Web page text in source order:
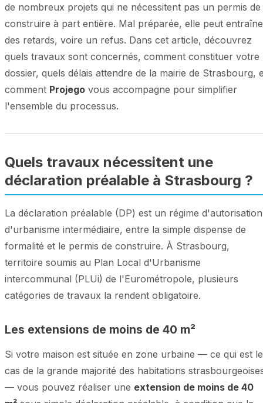
de nombreux projets qui ne nécessitent pas un permis de
construire à part entière. Mal préparée, elle peut
des retards, voire un refus. Dans cet article, découvrez
quels travaux sont concernés, comment constituer votre
dossier, quels délais attendre de la mairie de Strasbourg,
comment Projego vous accompagne pour simplifier
l'ensemble du processus.
Quels travaux nécessitent une
déclaration préalable à Strasbourg ?
La déclaration préalable (DP) est un régime d'autorisation
d'urbanisme intermédiaire, entre la simple dispense de
formalité et le permis de construire. À Strasbourg,
territoire soumis au Plan Local d'Urbanisme
intercommunal (PLUi) de l'Eurométropole, plusieurs
catégories de travaux la rendent obligatoire.
Les extensions de moins de 40 m²
Si votre maison est située en zone urbaine — ce qui est le
cas de la grande majorité des habitations
— vous pouvez réaliser une extension de moins de 40